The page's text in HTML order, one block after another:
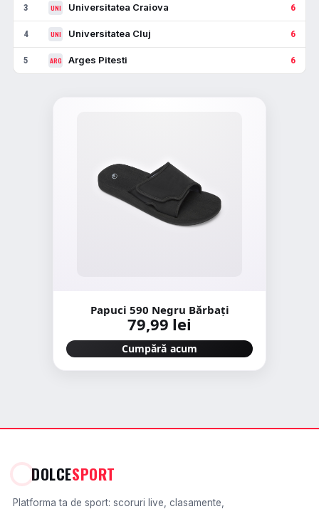
3 UNI Universitatea Craiova 6
4 UNI Universitatea Cluj 6
5 ARG Arges Pitesti 6
Papuci 590 Negru Bărbați
79,99 lei
Cumpără acum
DOLCESPORT
Platforma ta de sport: scoruri live, clasamente,